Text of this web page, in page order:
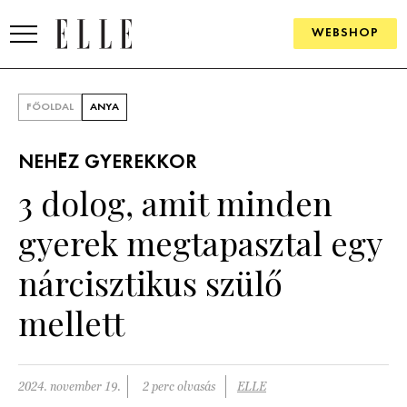
WEBSHOP
SZÉPSÉG
KULTÚRA
PÁRKAPCSOLAT
FŐOLDAL ANYA
NEHÉZ GYEREKKOR
3 dolog, amit minden
gyerek megtapasztal egy
nárcisztikus szülő
mellett
2024. november 19. 2 perc olvasás ELLE